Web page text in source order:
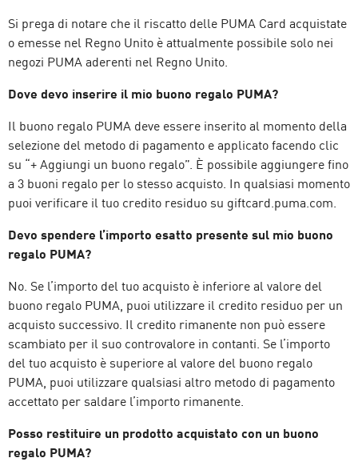
Si prega di notare che il riscatto delle PUMA Card acquistate
o emesse nel Regno Unito è attualmente possibile solo nei
negozi PUMA aderenti nel Regno Unito.
Dove devo inserire il mio buono regalo PUMA?
Il buono regalo PUMA deve essere inserito al momento della
selezione del metodo di pagamento e applicato facendo clic
su “+ Aggiungi un buono regalo”. È possibile aggiungere fino
a 3 buoni regalo per lo stesso acquisto. In qualsiasi momento
puoi verificare il tuo credito residuo su giftcard.puma.com.
Devo spendere l’importo esatto presente sul mio buono
regalo PUMA?
No. Se l’importo del tuo acquisto è inferiore al valore del
buono regalo PUMA, puoi utilizzare il credito residuo per un
acquisto successivo. Il credito rimanente non può essere
scambiato per il suo controvalore in contanti. Se l’importo
del tuo acquisto è superiore al valore del buono regalo
PUMA, puoi utilizzare qualsiasi altro metodo di pagamento
accettato per saldare l’importo rimanente.
Posso restituire un prodotto acquistato con un buono
regalo PUMA?